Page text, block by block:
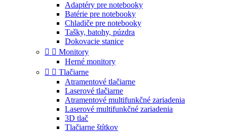
Adaptéry pre notebooky
Batérie pre notebooky
Chladiče pre notebooky
Tašky, batohy, púzdra
Dokovacie stanice
  Monitory
Herné monitory
  Tlačiarne
Atramentové tlačiarne
Laserové tlačiarne
Atramentové multifunkčné zariadenia
Laserové multifunkčné zariadenia
3D tlač
Tlačiarne štítkov